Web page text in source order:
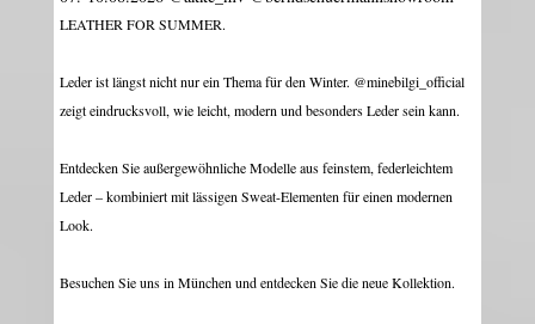
LEATHER FOR SUMMER.
Leder ist längst nicht nur ein Thema für den Winter. @minebilgi_official
zeigt eindrucksvoll, wie leicht, modern und besonders Leder sein kann.
Entdecken Sie außergewöhnliche Modelle aus feinstem, federleichtem
Leder – kombiniert mit lässigen Sweat-Elementen für einen modernen
Look.
Besuchen Sie uns in München und entdecken Sie die neue Kollektion.